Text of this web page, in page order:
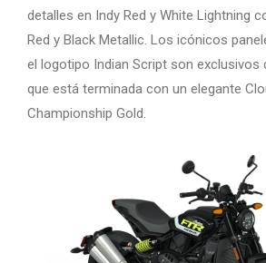
detalles en Indy Red y White Lightning
Red y Black Metallic. Los icónicos
el logotipo Indian Script son exclusivos
que está terminada con un elegante
Championship Gold.